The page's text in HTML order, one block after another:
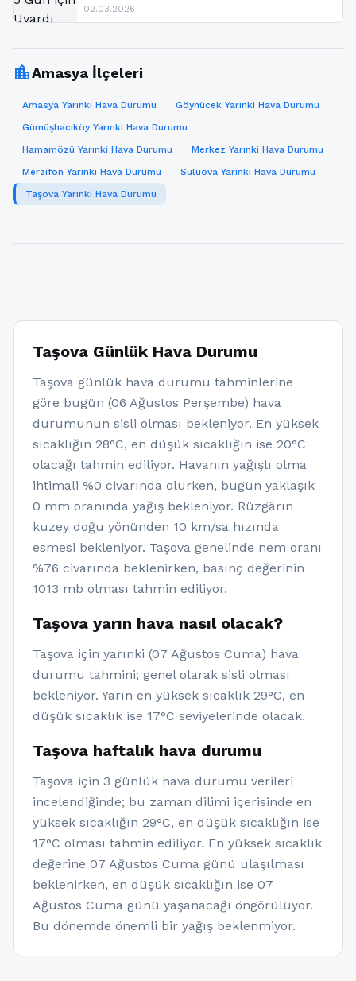
02.03.2026
location_cityAmasya İlçeleri
Amasya Yarınki Hava Durumu
Göynücek Yarınki Hava Durumu
Gümüşhacıköy Yarınki Hava Durumu
Hamamözü Yarınki Hava Durumu
Merkez Yarınki Hava Durumu
Merzifon Yarınki Hava Durumu
Suluova Yarınki Hava Durumu
Taşova Yarınki Hava Durumu
Taşova Günlük Hava Durumu
Taşova günlük hava durumu tahminlerine
göre bugün (06 Ağustos Perşembe) hava
durumunun sisli olması bekleniyor. En yüksek
sıcaklığın 28°C, en düşük sıcaklığın ise 20°C
olacağı tahmin ediliyor. Havanın yağışlı olma
ihtimali %0 civarında olurken, bugün yaklaşık
0 mm oranında yağış bekleniyor. Rüzgârın
kuzey doğu yönünden 10 km/sa hızında
esmesi bekleniyor. Taşova genelinde nem oranı
%76 civarında beklenirken, basınç değerinin
1013 mb olması tahmin ediliyor.
Taşova yarın hava nasıl olacak?
Taşova için yarınki (07 Ağustos Cuma) hava
durumu tahmini; genel olarak sisli olması
bekleniyor. Yarın en yüksek sıcaklık 29°C, en
düşük sıcaklık ise 17°C seviyelerinde olacak.
Taşova haftalık hava durumu
Taşova için 3 günlük hava durumu verileri
incelendiğinde; bu zaman dilimi içerisinde en
yüksek sıcaklığın 29°C, en düşük sıcaklığın ise
17°C olması tahmin ediliyor. En yüksek sıcaklık
değerine 07 Ağustos Cuma günü ulaşılması
beklenirken, en düşük sıcaklığın ise 07
Ağustos Cuma günü yaşanacağı öngörülüyor.
Bu dönemde önemli bir yağış beklenmiyor.